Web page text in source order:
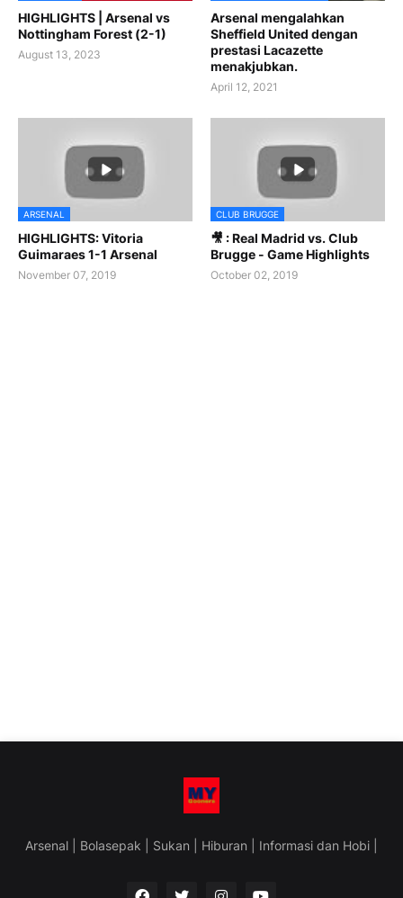
HIGHLIGHTS | Arsenal vs
Nottingham Forest (2-1)
August 13, 2023
Arsenal mengalahkan
Sheffield United dengan
prestasi Lacazette
menakjubkan.
April 12, 2021
ARSENAL
HIGHLIGHTS: Vitoria
Guimaraes 1-1 Arsenal
November 07, 2019
CLUB BRUGGE
🎥 : Real Madrid vs. Club
Brugge - Game Highlights
October 02, 2019
Arsenal | Bolasepak | Sukan | Hiburan | Informasi dan Hobi |